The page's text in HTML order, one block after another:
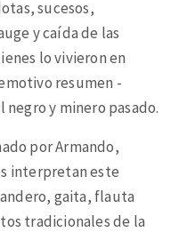
sucesos,
y caída de las
lo vivieron en
resumen -
y minero pasado.
por Armando,
interpretan este
gaita, flauta
tradicionales de la